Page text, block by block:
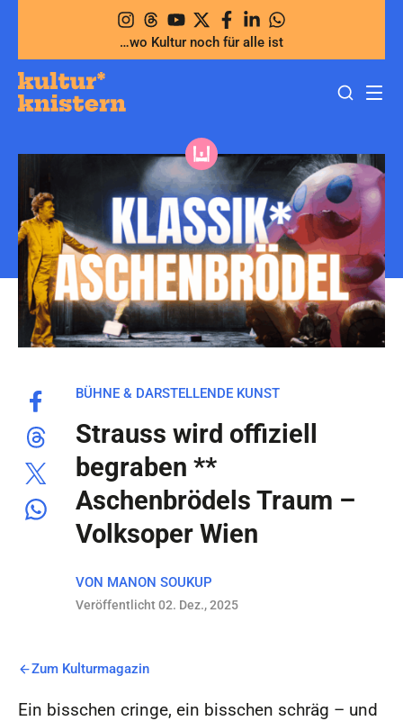
springen
…wo Kultur noch für alle ist
BÜHNE & DARSTELLENDE KUNST
Strauss wird offiziell
begraben **
Aschenbrödels Traum –
Volksoper Wien
VON MANON SOUKUP
Veröffentlicht 02. Dez., 2025
Zum Kulturmagazin
Ein bisschen cringe, ein bisschen schräg – und